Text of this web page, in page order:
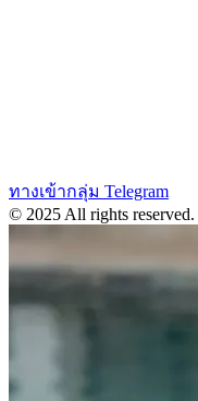
ทางเข้ากลุ่ม Telegram
© 2025 All rights reserved.